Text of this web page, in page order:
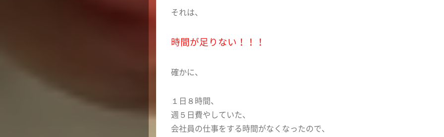
それは、
時間が足りない！！！
確かに、
１日８時間、
週５日費やしていた、
会社員の仕事をする時間がなくなったので、